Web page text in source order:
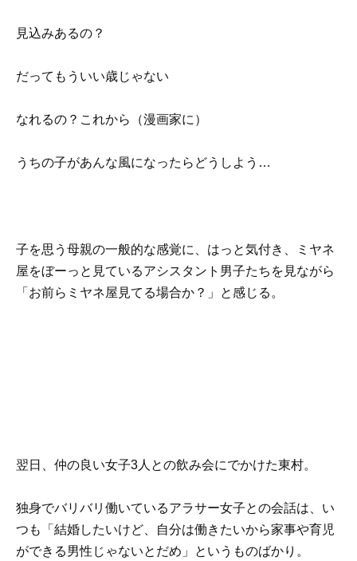
見込みあるの？
だってもういい歳じゃない
なれるの？これから（漫画家に）
うちの子があんな風になったらどうしよう…
子を思う母親の一般的な感覚に、はっと気付き、ミヤネ
屋をぼーっと見ているアシスタント男子たちを見ながら
「お前らミヤネ屋見てる場合か？」と感じる。
翌日、仲の良い女子3人との飲み会にでかけた東村。
独身でバリバリ働いているアラサー女子との会話は、い
つも「結婚したいけど、自分は働きたいから家事や育児
ができる男性じゃないとだめ」というものばかり。